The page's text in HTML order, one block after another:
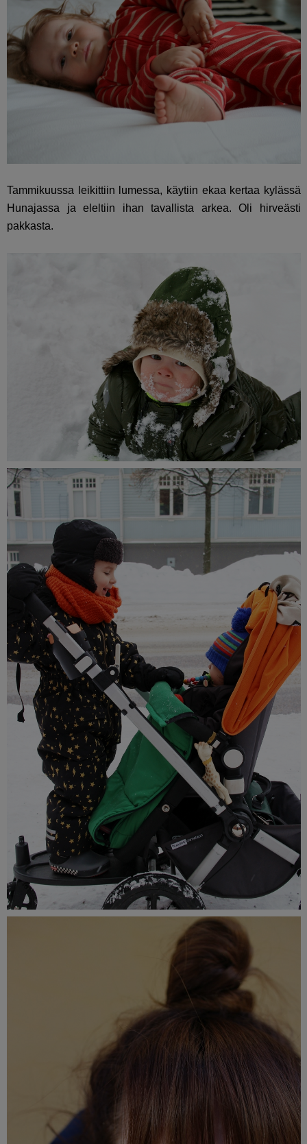
Tammikuussa leikittiin lumessa, käytiin ekaa kertaa kylässä
Hunajassa ja eleltiin ihan tavallista arkea. Oli hirveästi
pakkasta.